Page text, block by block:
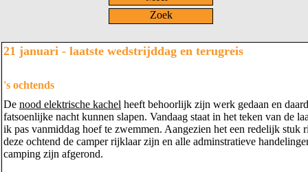
Zoek
21 januari - laatste wedstrijddag en terugreis
's ochtends
De nood elektrische kachel heeft behoorlijk zijn werk gedaan en
fatsoenlijke nacht kunnen slapen. Vandaag staat in het teken van de
ik pas vanmiddag hoef te zwemmen. Aangezien het een redelijk stuk
deze ochtend de camper rijklaar zijn en alle adminstratieve
camping zijn afgerond.